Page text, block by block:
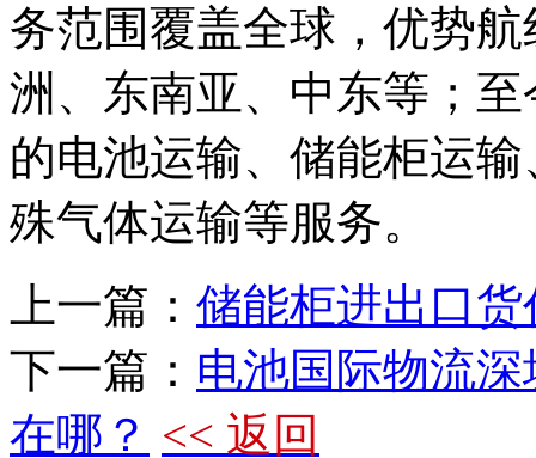
务范围覆盖全球，优势
洲、东南亚、中东等；
的电池运输、储能柜运
殊气体运输等服务。
上一篇： 储能柜进出口
下一篇： 电池国际物流
在哪？ << 返回